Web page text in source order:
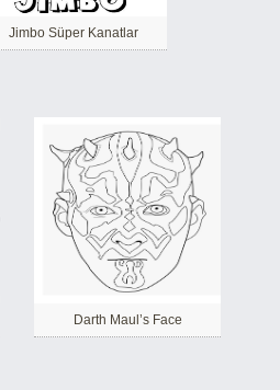
Jimbo Süper Kanatlar
Darth Maul’s Face